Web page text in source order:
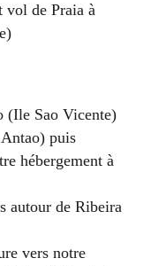
vol de Praia à
Sao Vicente)
puis
hébergement à
autour de Ribeira
vers notre